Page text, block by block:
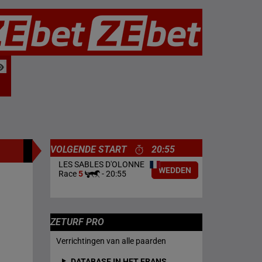
VOLGENDE START 20:55
LES SABLES D'OLONNE
Race5 -20:55 WEDDEN
ZETURF PRO
Verrichtingen van alle paarden